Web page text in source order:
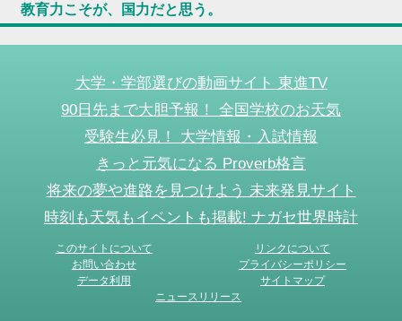
教育力こそが、国力だと思う。
大学・学部選びの動画サイト 東進TV
90日先まで大胆予報！ 全国学校のお天気
受験生必見！ 大学情報・入試情報
きっと元気になる Proverb格言
将来の夢や進路を見つけよう 未来発見サイト
時刻も天気もイベントも掲載! ナガセ世界時計
このサイトについて
リンクについて
お問い合わせ
プライバシーポリシー
データ利用
サイトマップ
ニュースリリース